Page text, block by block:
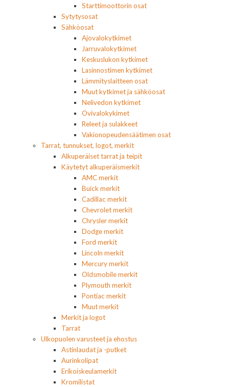
Starttimoottorin osat
Sytytysosat
Sähköosat
Ajovalokytkimet
Jarruvalokytkimet
Keskuslukon kytkimet
Lasinnostimen kytkimet
Lämmityslaitteen osat
Muut kytkimet ja sähköosat
Nelivedon kytkimet
Ovivalokykimet
Releet ja sulakkeet
Vakionopeudensäätimen osat
Tarrat, tunnukset, logot, merkit
Alkuperäiset tarrat ja teipit
Käytetyt alkuperäismerkit
AMC merkit
Buick merkit
Cadillac merkit
Chevrolet merkit
Chrysler merkit
Dodge merkit
Ford merkit
Lincoln merkit
Mercury merkit
Oldsmobile merkit
Plymouth merkit
Pontiac merkit
Muut merkit
Merkit ja logot
Tarrat
Ulkopuolen varusteet ja ehostus
Astinlaudat ja -putket
Aurinkolipat
Erikoiskeulamerkit
Kromilistat